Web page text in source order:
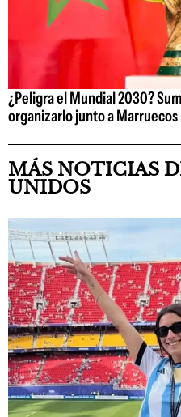
¿Peligra el Mundial 2030?
organizarlo junto a Marruecos
MÁS NOTICIAS
UNIDOS